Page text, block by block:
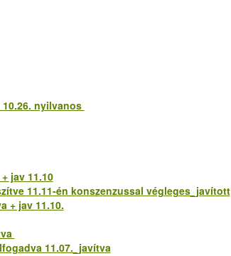
nyilvanos
jav 11.10
11.11-én konszenzussal végleges_javított
+ jav 11.10.
11.07._javítva